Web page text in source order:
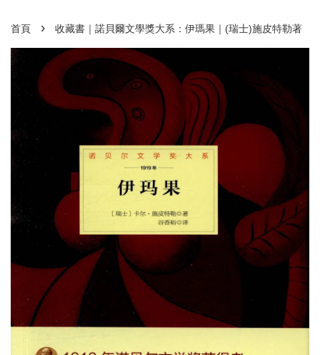
首頁 › 收藏書｜諾貝爾文學獎大系：伊瑪果｜(瑞士)施皮特勒著